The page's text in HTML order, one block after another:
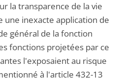
la transparence de la vie
une inexacte application de
général de la fonction
fonctions projetées par ce
l'exposaient au risque
à l'article 432-13